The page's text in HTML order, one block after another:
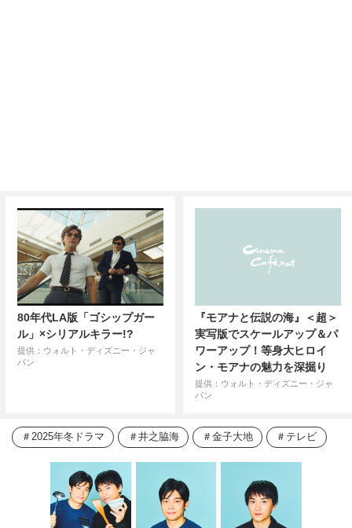
80年代LA版「ゴシップガー
ル」×シリアルキラー!?
提供：ウォルト・ディズニー・ジャ
パン
『モアナと伝説の海』＜超＞
実写版でスケールアップ＆パ
ワーアップ！等身大ヒロイ
ン・モアナの魅力を深掘り
提供：ウォルト・ディズニー・ジャ
パン
2025年冬ドラマ 井之脇海 金子大地 テレビ